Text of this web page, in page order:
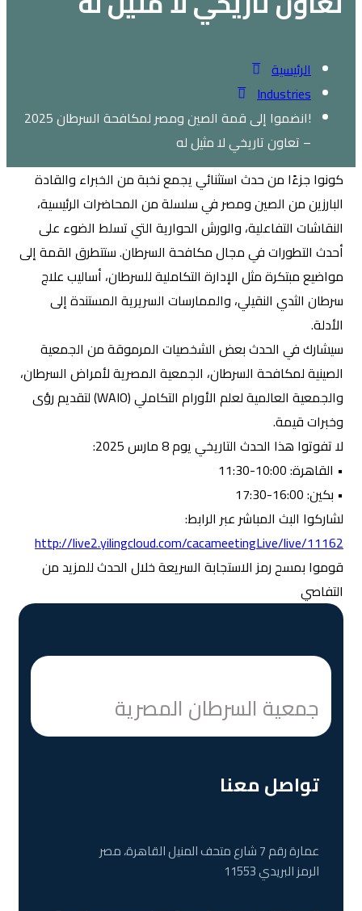
الرئيسية
Industries
!انضموا إلى قمة الصين ومصر لمكافحة السرطان 2025
– تعاون تاريخي لا مثيل له
كونوا جزءًا من حدث استثنائي يجمع نخبة من الخبراء والقادة
البارزين من الصين ومصر في سلسلة من المحاضرات الرئيسية،
النقاشات التفاعلية، والورش الحوارية التي تسلط الضوء على
أحدث التطورات في مجال مكافحة السرطان. ستتطرق القمة إلى
مواضيع مبتكرة مثل الإدارة التكاملية للسرطان، أساليب علاج
سرطان الثدي النقيلي، والممارسات السريرية المستندة إلى
الأدلة.
سيشارك في الحدث بعض الشخصيات المرموقة من الجمعية
الصينية لمكافحة السرطان، الجمعية المصرية لأمراض السرطان،
والجمعية العالمية لعلم الأورام التكاملي (WAIO) لتقديم رؤى
وخبرات قيمة.
لا تفوتوا هذا الحدث التاريخي يوم 8 مارس 2025:
• القاهرة: 10:00-11:30
• بكين: 16:00-17:30
لشاركوا البث المباشر عبر الرابط:
http://live2.yilingcloud.com/cacameetingLive/live/11162
قوموا بمسح رمز الاستجابة السريعة خلال الحدث للمزيد من
التفاصي
جمعية السرطان المصرية
تواصل معنا
عمارة رقم 7 شارع متحف المنيل القاهرة، مصر
الرمز البريدي 11553